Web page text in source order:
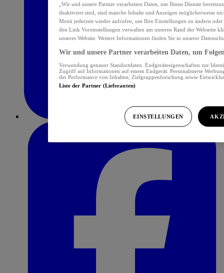
„Wir und unsere Partner verarbeiten Daten, um Ihnen Dienste
deaktiviert sind, sind manche Inhalte und Anzeigen möglicherweise
Menü jederzeit wieder aufrufen, um Ihre Einstellungen zu ändern
den Link Voreinstellungen verwalten am unteren Rand der Webseite
unseres Website. Weitere Informationen finden Sie in unserer
Wir und unsere Partner verarbeiten Daten, um
Verwendung genauer Standortdaten. Endgeräteeigenschaften zur
Zugriff auf Informationen auf einem Endgerät. Personalisierte
der Performance von Inhalten, Zielgruppenforschung sowie
Liste der Partner (Lieferanten)
EINSTELLUNGEN